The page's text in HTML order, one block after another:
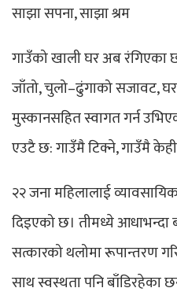
साझा सपना, साझा श्रम
गाउँको खाली घर अब रंगिएका
जाँतो, चुलो–ढुंगाको सजावट,
मुस्कानसहित स्वागत गर्न
एउटै छ: गाउँमै टिक्ने, गाउँमै केही
२२ जना महिलालाई
दिइएको छ। तीमध्ये
सत्कारको थलोमा रूपान्तरण
साथ स्वस्थता पनि बाँडिरहेका